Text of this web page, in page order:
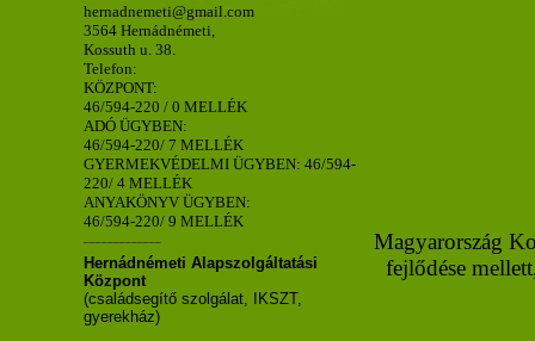
hernadnemeti@gmail.com
3564 Hernádnémeti,
Kossuth u. 38.
Telefon:
KÖZPONT:
46/594-220 / 0 MELLÉK
ADÓ ÜGYBEN:
46/594-220/ 7 MELLÉK
GYERMEKVÉDELMI ÜGYBEN: 46/594-
220/ 4 MELLÉK
ANYAKÖNYV ÜGYBEN:
46/594-220/ 9 MELLÉK
Hernádnémeti Alapszolgáltatási
Központ
(családsegítő szolgálat, IKSZT,
gyerekház)
Magyarország
fejlődése